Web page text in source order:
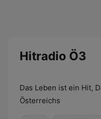
Hitradio Ö3
Das Leben ist ein Hit,
Österreichs